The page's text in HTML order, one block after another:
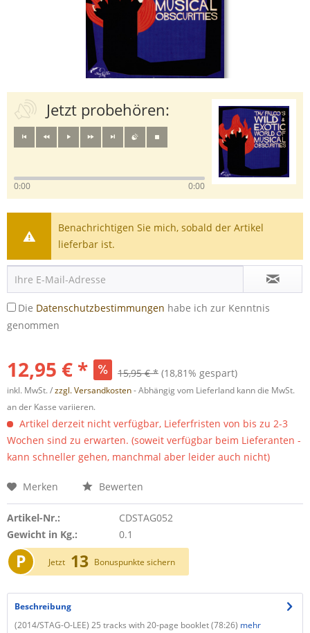
Jetzt probehören:
0:00 0:00
Benachrichtigen Sie mich, sobald der Artikel
lieferbar ist.
Die Datenschutzbestimmungen habe ich zur Kenntnis
genommen
12,95 € * 15,95 € * (18,81% gespart)
inkl. MwSt. /zzgl. Versandkosten- Abhängig vom Lieferland kann die MwSt.
an der Kasse variieren.
Artikel derzeit nicht verfügbar, Lieferfristen von bis zu 2-3
Wochen sind zu erwarten. (soweit verfügbar beim Lieferanten -
kann schneller gehen, manchmal aber leider auch nicht)
Merken Bewerten
Artikel-Nr.:
CDSTAG052
Gewicht in Kg.:
0.1
P Jetzt 13 Bonuspunkte sichern
Beschreibung
(2014/STAG-O-LEE) 25 tracks with 20-page booklet (78:26) mehr